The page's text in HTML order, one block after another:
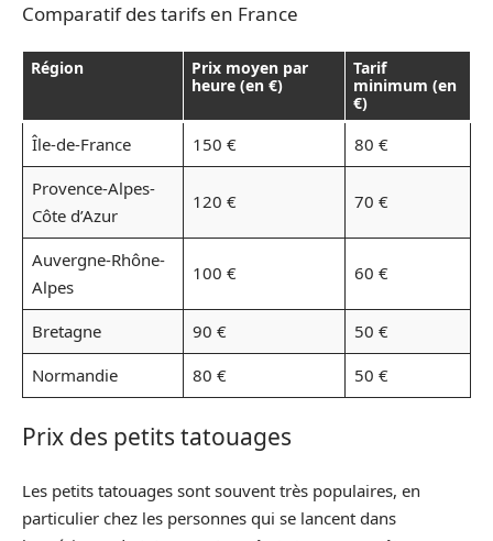
Comparatif des tarifs en France
Région
Prix moyen par
heure (en €)
Tarif
minimum (en
€)
Île-de-France 150 €
80 €
Provence-Alpes-
Côte d’Azur
120 € 70 €
Auvergne-Rhône-
Alpes
100 € 60 €
Bretagne 90 €
50 €
Normandie
80 € 50 €
Prix des petits tatouages
Les petits tatouages sont souvent très populaires, en
particulier chez les personnes qui se lancent dans